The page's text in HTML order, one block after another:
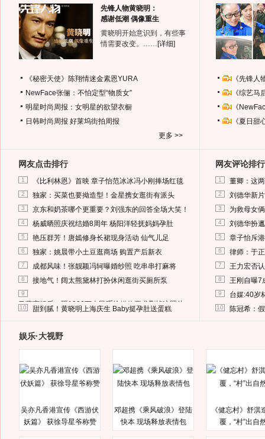
先锋人物黄晓明：
感谢低潮 偶像重生
黄晓明开始意识到，有些事
情需要改变。…… [详细]
《秘密天使》陈翔情迷金素恩YURA
NewFace张俪：不怕定型“物质女”
明星时尚周报：女明星的欲望衣橱
日韩时尚周报 好莱坞街拍周报
更多 >>
《先锋
《综艺
《
《夏日
网友点击排行
1 《比利林恩》首映 章子怡范冰冰冯小刚捧场红毯
2 独家：买菜也要拗造型！金星携女逛街有派头
3 京东和奶茶哪个更重要？刘强东的回答全场大笑！
4 杨威晒照庆祝结婚8周年 杨阳洋轻抚妈妈孕肚
5 艳压群芳！唐嫣修身长裙现身活动 仙气儿足
6 独家：姚晨带小土豆逛商场 购置产后新衣
7 成都风味！张靓颖冯轲曝婚纱照 吃串串打麻将
8 接地气！阔太熊黛林打扮休闲逛街买厕所泵
9
马蓉离婚后，砸1000万人民币给媒体要求删掉这照片
10 甜到腻！黄晓明上海庆生 Baby挺孕肚送蛋糕
网友评论排行
1 董卿：这
2 刘德华新
3 为救母女
4 刘德华扮
5 章子怡斥
6 律师：于
7 王力宏否
8 王刚自曝7
9 台媒:40岁
10 陈冠希：
娱乐·大视野
吴亦凡香港宣传《西游伏
妖篇》 获徐导星爷称赞
邓超携《乘风破浪》登陆
快本 现场释放表情包
《健忘村》舒淇
覆，“村”出自